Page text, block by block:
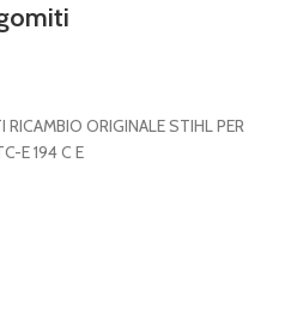
ORIGINALE STIHL PER
E 194 C E